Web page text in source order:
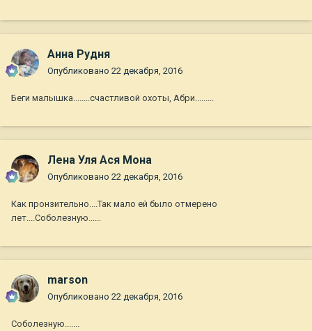
Анна Рудня
Опубликовано 22 декабря, 2016
Беги малышка........счастливой охоты, Абри.........
Лена Уля Ася Мона
Опубликовано 22 декабря, 2016
Как пронзительно....Так мало ей было отмерено
лет....Соболезную......
marson
Опубликовано 22 декабря, 2016
Соболезную.......